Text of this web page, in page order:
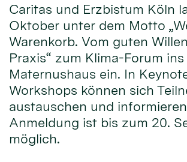
Caritas und Erzbistum Köln
Oktober unter dem Motto
Warenkorb. Vom guten
Praxis“ zum Klima-Forum
Maternushaus ein. In
Workshops können sich
austauschen und
Anmeldung ist bis zum 20.
möglich.